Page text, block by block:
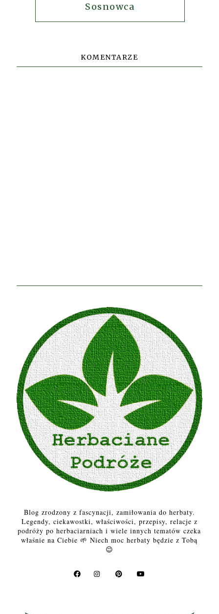
Sosnowca
KOMENTARZE
Blog zrodzony z fascynacji, zamiłowania do herbaty.
Legendy, ciekawostki, właściwości, przepisy, relacje z
podróży po herbaciarniach i wiele innych tematów czeka
właśnie na Ciebie 🌱 Niech moc herbaty będzie z Tobą
😉